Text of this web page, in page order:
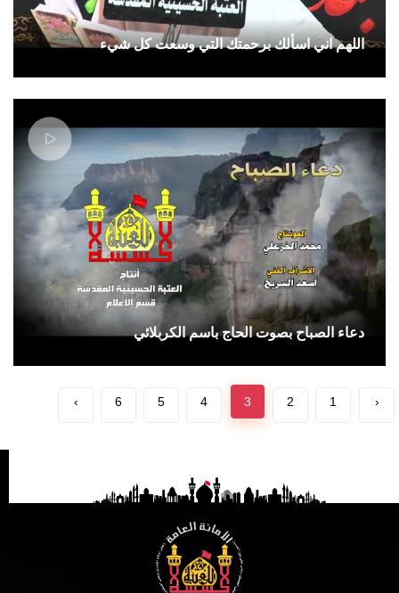
اللهم اني اسألك برحمتك التي وسعت كل شيء
دعاء الصباح بصوت الحاج باسم الكربلائي
‹
1
2
3
4
5
6
›